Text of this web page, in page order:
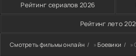
Рейтинг сериалов 2026
Рейтинг лето
Смотреть фильмы онлайн »Боевики »